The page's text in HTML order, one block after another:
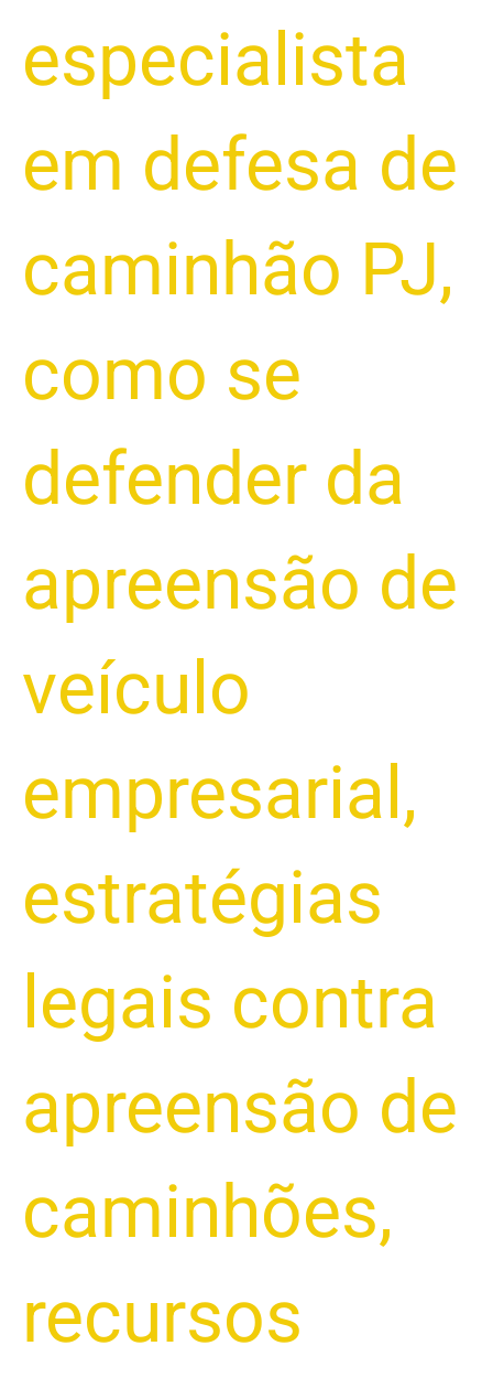
especialista
em defesa de
caminhão PJ,
como se
defender da
apreensão de
veículo
empresarial ,
estratégias
legais contra
apreensão de
caminhões,
recursos